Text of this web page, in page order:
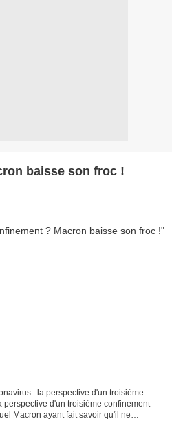
baisse son froc !
: la perspective d'un troisième
d'un troisième confinement
Macron ayant fait savoir qu'il ne